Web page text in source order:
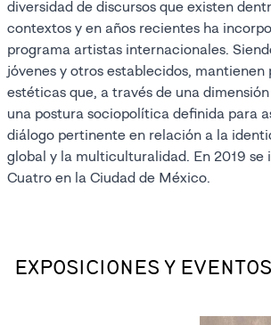
diversidad de discursos que existen
contextos y en años recientes ha
programa artistas internacionales.
jóvenes y otros establecidos, mantienen
estéticas que, a través de una
una postura sociopolítica definida para
diálogo pertinente en relación a la
global y la multiculturalidad. En 2019 se
Cuatro en la Ciudad de México.
EXPOSICIONES Y